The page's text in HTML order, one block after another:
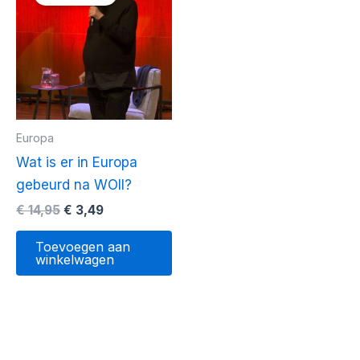
Europa
Wat is er in Europa
gebeurd na WOII?
€14,95 Oorspronkelijke
€ 14,95.
€ 3,49Huidige
€ 3,49.
Toevoegen aan
winkelwagen